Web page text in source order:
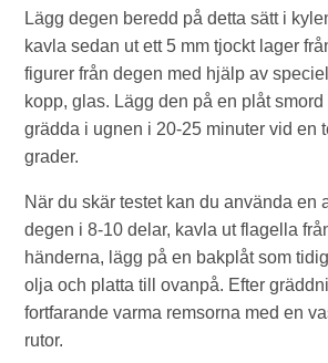
Lägg degen beredd på detta sätt i
kavla sedan ut ett 5 mm tjockt lager
figurer från degen med hjälp av
kopp, glas. Lägg den på en plåt
grädda i ugnen i 20-25 minuter vid en
grader.
När du skär testet kan du använda en
degen i 8-10 delar, kavla ut flagella
händerna, lägg på en bakplåt som
olja och platta till ovanpå. Efter
fortfarande varma remsorna med en
rutor.